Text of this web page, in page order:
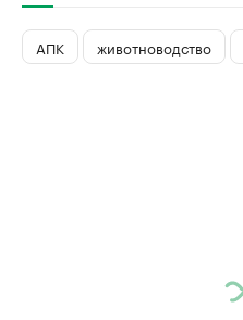
АПК животноводство